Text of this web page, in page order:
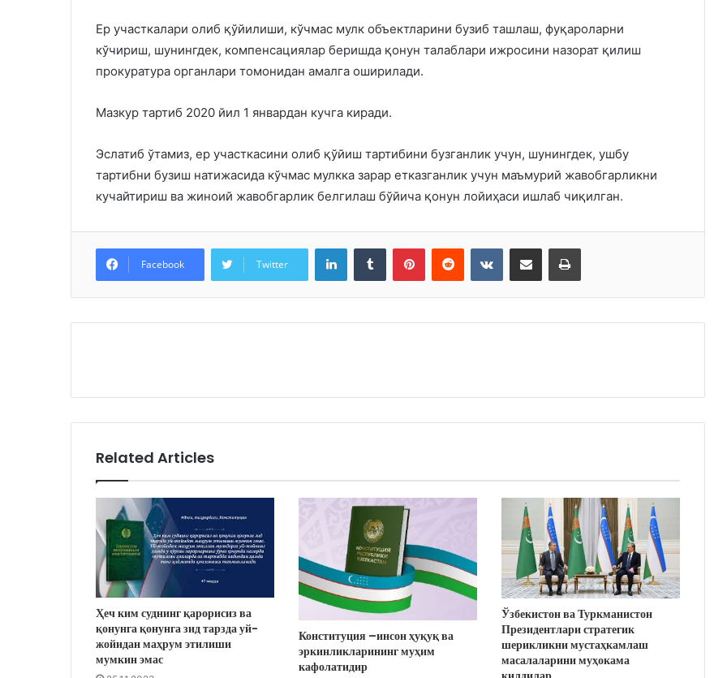
Ер участкалари олиб қўйилиши, кўчмас мулк объектларини бузиб ташлаш, фуқароларни
кўчириш, шунингдек, компенсациялар беришда қонун талаблари ижросини назорат қилиш
прокуратура органлари томонидан амалга оширилади.
Мазкур тартиб 2020 йил 1 январдан кучга киради.
Эслатиб ўтамиз, ер участкасини олиб қўйиш тартибини бузганлик учун, шунингдек, ушбу
тартибни бузиш натижасида кўчмас мулкка зарар етказганлик учун маъмурий жавобгарликни
кучайтириш ва жиноий жавобгарлик белгилаш бўйича қонун лойиҳаси ишлаб чиқилган.
Facebook Twitter
LinkedInTumblr PinterestReddit VKontakteShare via Email Print
Related Articles
Ҳеч ким суднинг қарорисиз ва
қонунга қонунга зид тарзда уй-
жойидан маҳрум этилиши
мумкин эмас
Конституция –инсон ҳуқуқ ва
эркинликларининг муҳим
кафолатидир
Ўзбекистон ва Туркманистон
Президентлари стратегик
шерикликни мустаҳкамлаш
масалаларини муҳокама